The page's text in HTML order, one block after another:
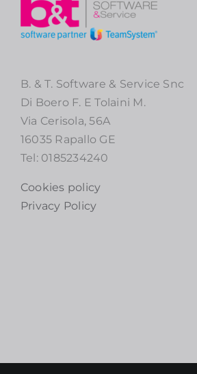
B. & T. Software & Service Snc
Di Boero F. E Tolaini M.
Via Cerisola, 56A
16035 Rapallo GE
Tel: 0185234240
Cookies policy
Privacy Policy